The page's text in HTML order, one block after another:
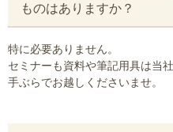
ものはありますか？
特に必要ありません。
セミナーも資料や筆記用具は当
手ぶらでお越しくださいませ。